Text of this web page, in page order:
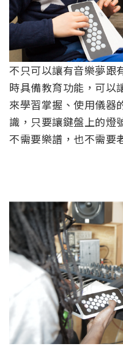
不只可以讓有音樂夢跟
時具備教育功能，可以
來學習掌握、使用儀器
識，只要讓鍵盤上的燈
不需要樂譜，也不需要